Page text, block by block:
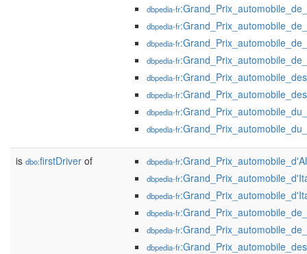
dbpedia-fr
dbpedia-fr
dbpedia-fr
dbpedia-fr
dbpedia-fr
dbpedia-fr
dbpedia-fr
dbpedia-fr
is dbo:firstDriver of dbpedia-fr
dbpedia-fr
dbpedia-fr
dbpedia-fr
dbpedia-fr
dbpedia-fr